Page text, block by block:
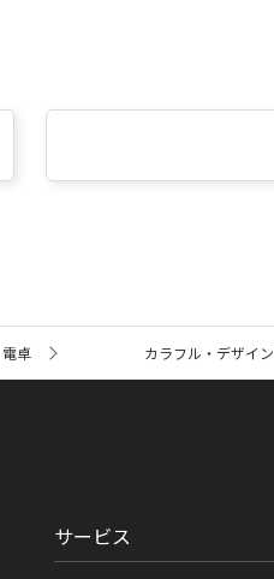
電卓 カラフル・デザイ
サービス